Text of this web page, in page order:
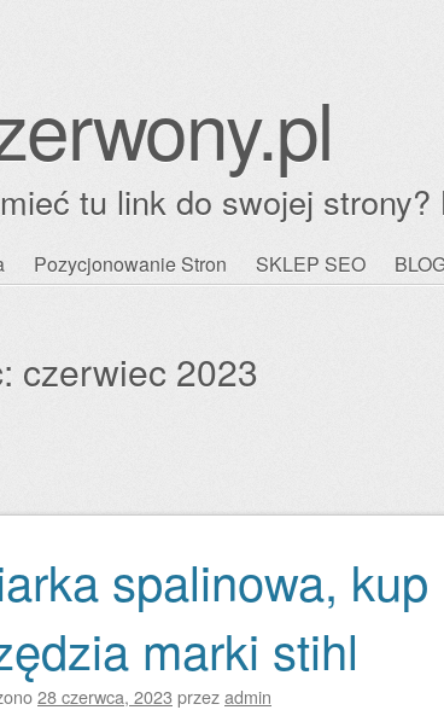
tu link do swojej strony?
Pozycjonowanie Stron SKLEP SEO
czerwiec 2023
spalinowa, kup
marki stihl
28 czerwca, 2023 przezadmin